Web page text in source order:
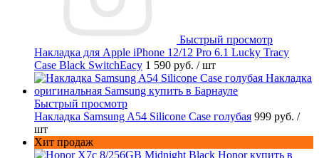
Быстрый просмотр
Накладка для Apple iPhone 12/12 Pro 6.1 Lucky Tracy
Case Black SwitchEacy 1 590 руб. / шт
Быстрый просмотр
Накладка Samsung A54 Silicone Case голубая 999 руб. /
шт
Хит продаж